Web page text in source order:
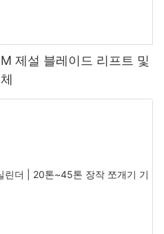
제설 블레이드 리프트 및